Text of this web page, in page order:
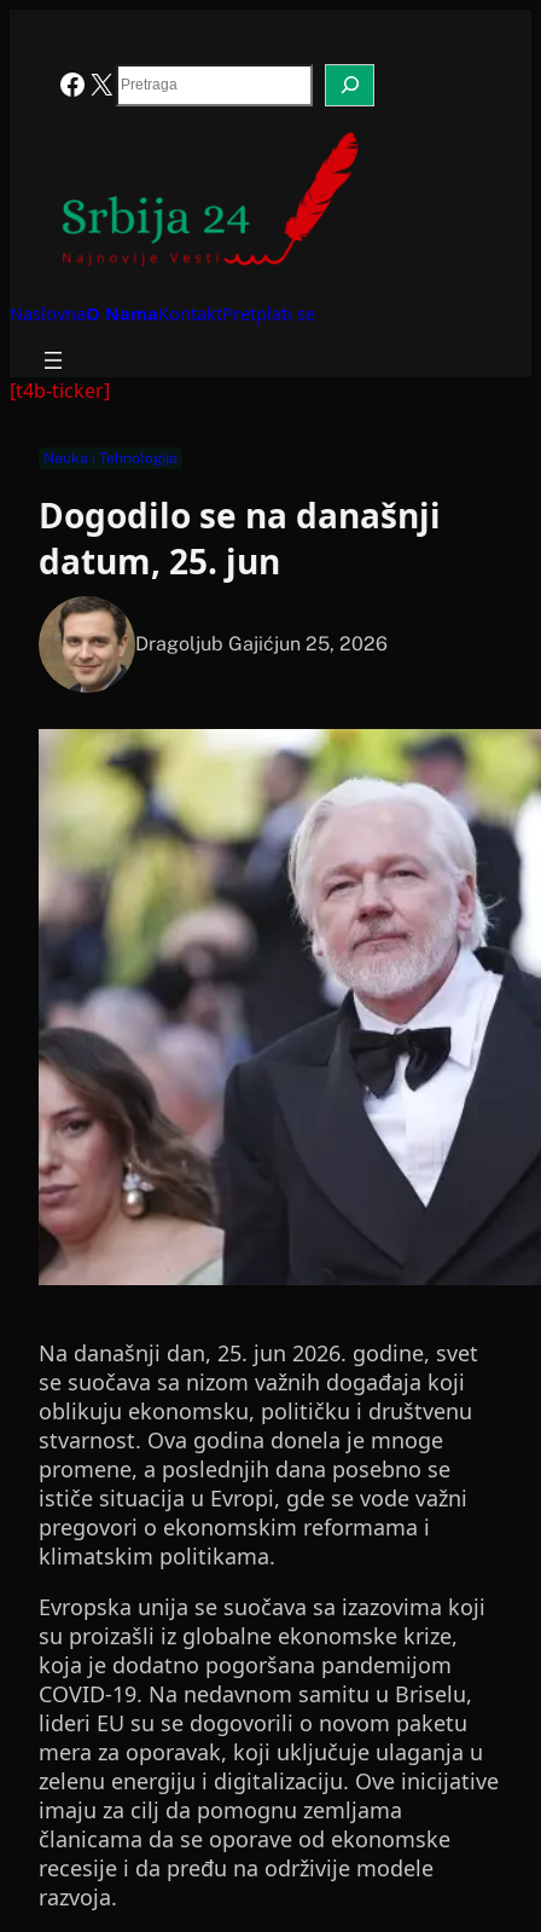
Facebook
X Search
NaslovnaO NamaKontaktPretplati se
[t4b-ticker]
Nauka i Tehnologija
Dogodilo se na današnji
datum, 25. jun
Dragoljub Gajićjun 25, 2026
Na današnji dan, 25. jun 2026. godine, svet
se suočava sa nizom važnih događaja koji
oblikuju ekonomsku, političku i društvenu
stvarnost. Ova godina donela je mnoge
promene, a poslednjih dana posebno se
ističe situacija u Evropi, gde se vode važni
pregovori o ekonomskim reformama i
klimatskim politikama.
Evropska unija se suočava sa izazovima koji
su proizašli iz globalne ekonomske krize,
koja je dodatno pogoršana pandemijom
COVID-19. Na nedavnom samitu u Briselu,
lideri EU su se dogovorili o novom paketu
mera za oporavak, koji uključuje ulaganja u
zelenu energiju i digitalizaciju. Ove inicijative
imaju za cilj da pomognu zemljama
članicama da se oporave od ekonomske
recesije i da pređu na održivije modele
razvoja.